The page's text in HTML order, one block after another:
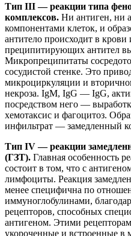
Тип III — реакции типа
комплексов. Ни антиген, ни
компонентами клеток, и
антитело происходит в
преципитирующих антител
Микропреципитаты
сосудистой стенке. Это
микроциркуляции и
некроза. IgM, IgG — IgG,
посредством него —
хемотаксис и фагоцитоз.
инфильтрат — замедленный
Тип IV — реакции
(ГЗТ). Главная особенность
состоит в том, что с
лимфоциты. Реакция
менее специфична по
иммуноглобулинами,
рецепторов, способных
антигеном. Этими
укороченные и встроенные